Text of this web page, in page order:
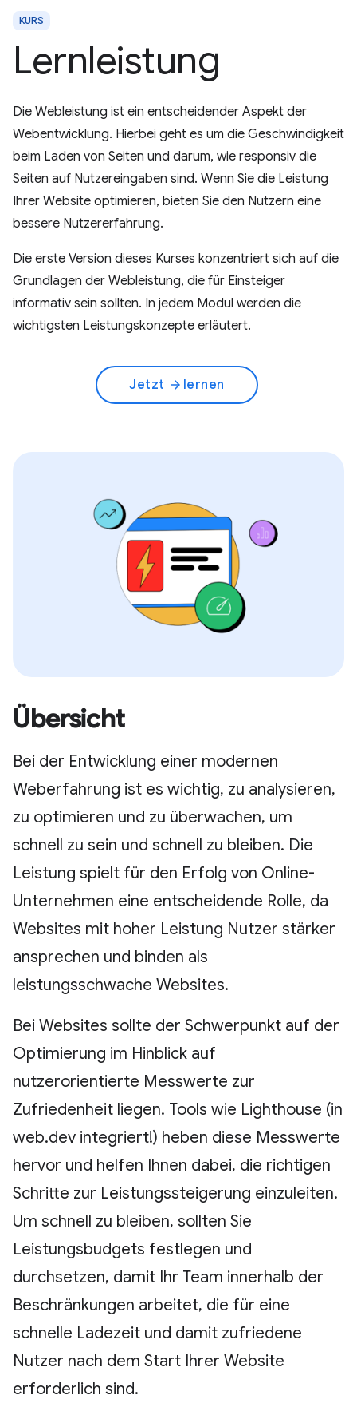
KURS
Lernleistung
Die Webleistung ist ein entscheidender Aspekt der
Webentwicklung. Hierbei geht es um die Geschwindigkeit
beim Laden von Seiten und darum, wie responsiv die
Seiten auf Nutzereingaben sind. Wenn Sie die Leistung
Ihrer Website optimieren, bieten Sie den Nutzern eine
bessere Nutzererfahrung.
Die erste Version dieses Kurses konzentriert sich auf die
Grundlagen der Webleistung, die für Einsteiger
informativ sein sollten. In jedem Modul werden die
wichtigsten Leistungskonzepte erläutert.
Jetzt arrow_forwardlernen
Übersicht
Bei der Entwicklung einer modernen
Weberfahrung ist es wichtig, zu analysieren,
zu optimieren und zu überwachen, um
schnell zu sein und schnell zu bleiben. Die
Leistung spielt für den Erfolg von Online-
Unternehmen eine entscheidende Rolle, da
Websites mit hoher Leistung Nutzer stärker
ansprechen und binden als
leistungsschwache Websites.
Bei Websites sollte der Schwerpunkt auf der
Optimierung im Hinblick auf
nutzerorientierte Messwerte zur
Zufriedenheit liegen. Tools wie Lighthouse (in
web.dev integriert!) heben diese Messwerte
hervor und helfen Ihnen dabei, die richtigen
Schritte zur Leistungssteigerung einzuleiten.
Um schnell zu bleiben, sollten Sie
Leistungsbudgets festlegen und
durchsetzen, damit Ihr Team innerhalb der
Beschränkungen arbeitet, die für eine
schnelle Ladezeit und damit zufriedene
Nutzer nach dem Start Ihrer Website
erforderlich sind.